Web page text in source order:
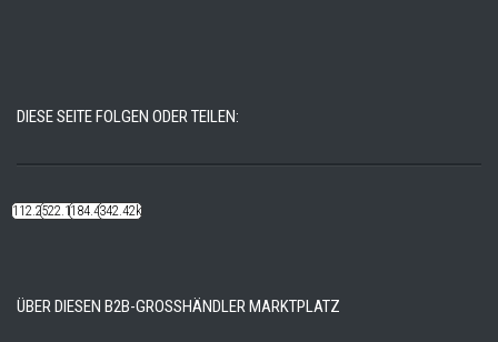
DIESE SEITE FOLGEN ODER TEILEN:
112.22k522.14k184.48k342.42k
ÜBER DIESEN B2B-GROSSHÄNDLER MARKTPLATZ